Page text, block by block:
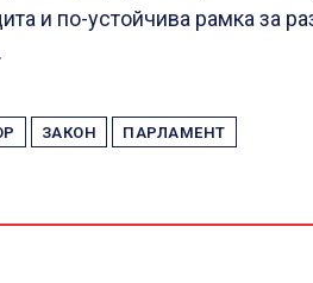
и по-устойчива рамка за
ЗАКОН ПАРЛАМЕНТ